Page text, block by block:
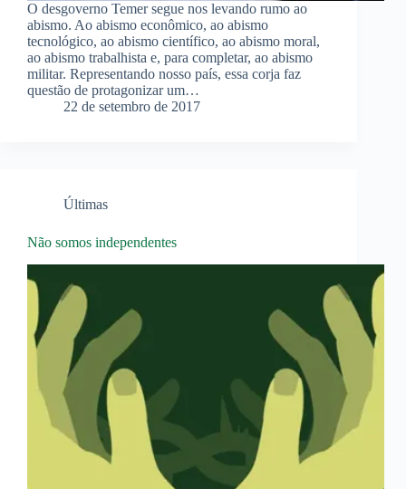
O desgoverno Temer segue nos levando rumo ao
abismo. Ao abismo econômico, ao abismo
tecnológico, ao abismo científico, ao abismo moral,
ao abismo trabalhista e, para completar, ao abismo
militar. Representando nosso país, essa corja faz
questão de protagonizar um…
22 de setembro de 2017
Últimas
Não somos independentes